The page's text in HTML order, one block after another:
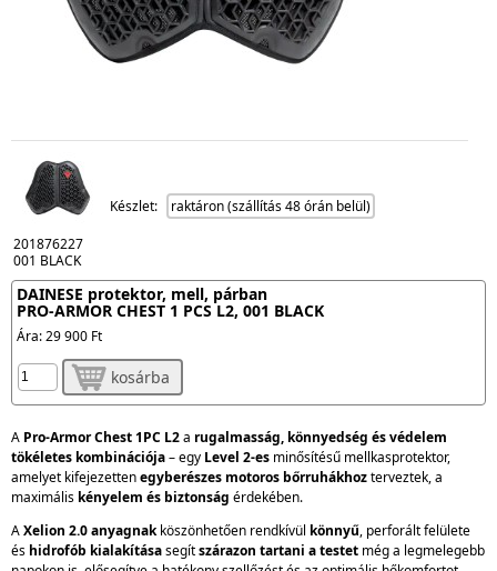
201876227
001 BLACK
Készlet: raktáron (szállítás 48 órán belül)
DAINESE protektor, mell, párban
PRO-ARMOR CHEST 1 PCS L2, 001 BLACK
Ára:29 900 Ft
kosárba
A Pro-Armor Chest 1PC L2a rugalmasság, könnyedség és védelem
tökéletes kombinációja– egy Level 2-es minősítésű mellkasprotektor,
amelyet kifejezettenegyberészes motoros bőrruhákhozterveztek, a
maximális kényelem és biztonság érdekében.
AXelion 2.0 anyagnakköszönhetően rendkívül könnyű, perforált felülete
és hidrofób kialakításasegítszárazon tartani a testet még a legmelegebb